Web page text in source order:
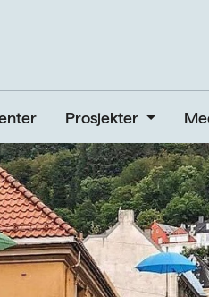
Prosjekter